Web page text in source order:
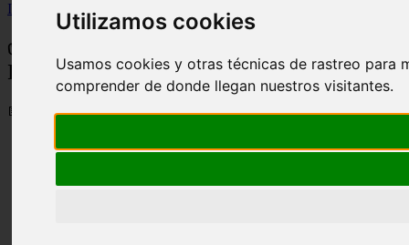
Utilizamos cookies
Usamos cookies y otras técnicas de rastreo para
comprender de donde llegan nuestros visitantes.
Inicio
wfitzone ✅ Tutorial de Curl Nórdico de Isquiotibiales
✅ Tutorial de Curl Nórdico de
Isquiotibiales
📅 07/09/2025